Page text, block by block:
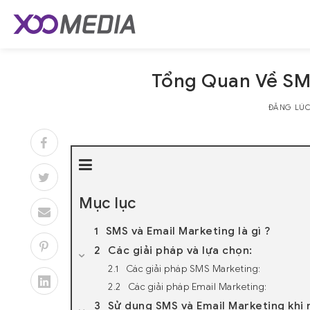
Tổng Quan Về
ĐĂNG
Mục lục
SMS và Email Marketing là gì ?
Các giải pháp và lựa chọn:
Các giải pháp SMS Marketing:
Các giải pháp Email Marketing:
Sử dụng SMS và Email Marketing khi